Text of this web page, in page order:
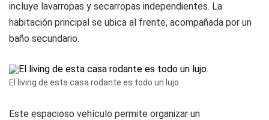
incluye lavarropas y secarropas independientes. La
habitación principal se ubica al frente, acompañada por un
baño secundario.
El living de esta casa rodante es todo un lujo.
Este espacioso vehículo permite organizar un